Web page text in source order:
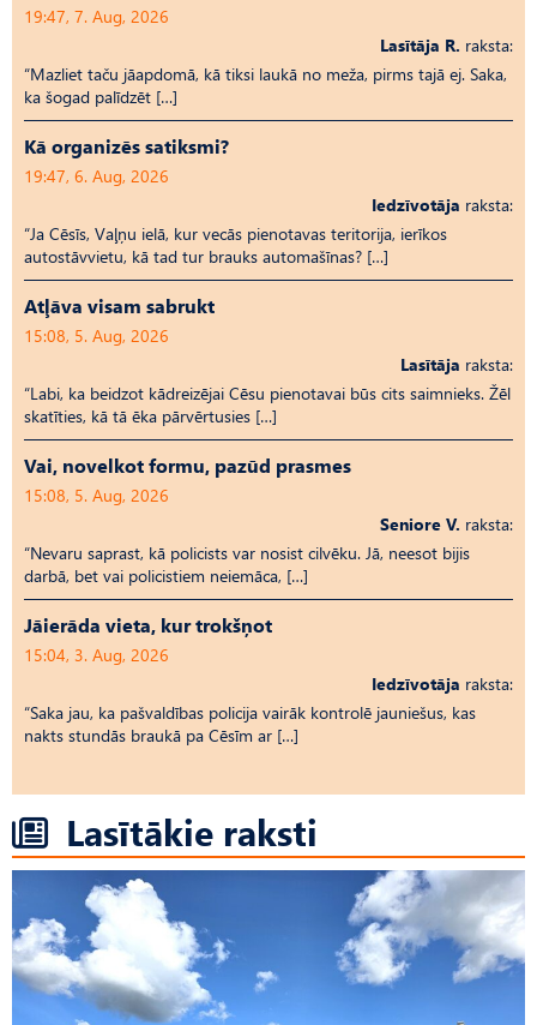
19:47, 7. Aug, 2026
Lasītāja R. raksta:
“Mazliet taču jāapdomā, kā tiksi laukā no meža, pirms tajā ej. Saka,
ka šogad palīdzēt […]
Kā organizēs satiksmi?
19:47, 6. Aug, 2026
Iedzīvotāja raksta:
“Ja Cēsīs, Vaļņu ielā, kur vecās pienotavas teritorija, ierīkos
autostāvvietu, kā tad tur brauks automašīnas? […]
Atļāva visam sabrukt
15:08, 5. Aug, 2026
Lasītāja raksta:
“Labi, ka beidzot kādreizējai Cēsu pienotavai būs cits saimnieks. Žēl
skatīties, kā tā ēka pārvērtusies […]
Vai, novelkot formu, pazūd prasmes
15:08, 5. Aug, 2026
Seniore V. raksta:
“Nevaru saprast, kā policists var nosist cilvēku. Jā, neesot bijis
darbā, bet vai policistiem neiemāca, […]
Jāierāda vieta, kur trokšņot
15:04, 3. Aug, 2026
Iedzīvotāja raksta:
“Saka jau, ka pašvaldības policija vairāk kontrolē jauniešus, kas
nakts stundās braukā pa Cēsīm ar […]
Lasītākie raksti